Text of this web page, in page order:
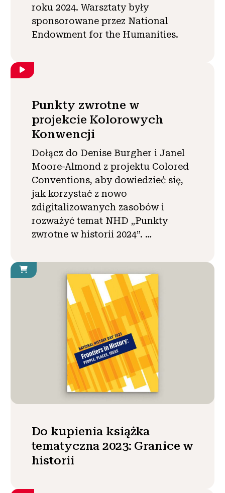
roku 2024. Warsztaty były
sponsorowane przez National
Endowment for the Humanities.
Punkty zwrotne w
projekcie Kolorowych
Konwencji
Dołącz do Denise Burgher i Janel
Moore-Almond z projektu Colored
Conventions, aby dowiedzieć się,
jak korzystać z nowo
zdigitalizowanych zasobów i
rozważyć temat NHD „Punkty
zwrotne w historii 2024”. …
Do kupienia książka
tematyczna 2023: Granice w
historii